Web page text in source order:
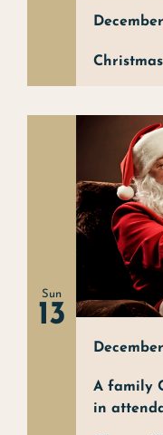
Sun
13
A family
in